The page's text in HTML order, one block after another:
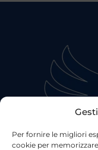
Per fornire le migliori
cookie per